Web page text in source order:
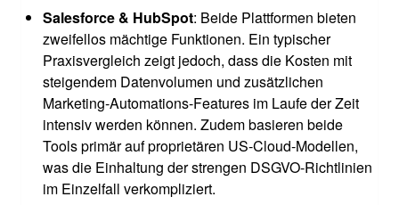
Salesforce & HubSpot: Beide Plattformen bieten
zweifellos mächtige Funktionen. Ein typischer
Praxisvergleich zeigt jedoch, dass die Kosten mit
steigendem Datenvolumen und zusätzlichen
Marketing-Automations-Features im Laufe der Zeit
intensiv werden können. Zudem basieren beide
Tools primär auf proprietären US-Cloud-Modellen,
was die Einhaltung der strengen DSGVO-Richtlinien
im Einzelfall verkompliziert.